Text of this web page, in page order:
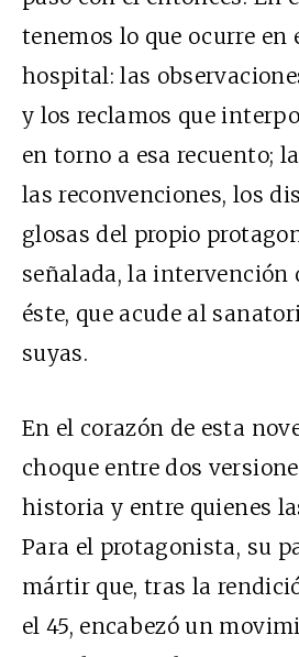
tenemos lo que ocurre en
hospital: las
y los reclamos que
en torno a esa recuento;
las reconvenciones, los
glosas del propio
señalada, la intervención
éste, que acude al
suyas.
En el corazón de esta
choque entre dos
historia y entre quienes
Para el protagonista, su
mártir que, tras la
el 45, encabezó un